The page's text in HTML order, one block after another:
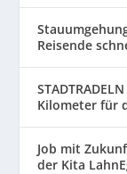
Reisende
Kilometer für
Job mit
der Kita